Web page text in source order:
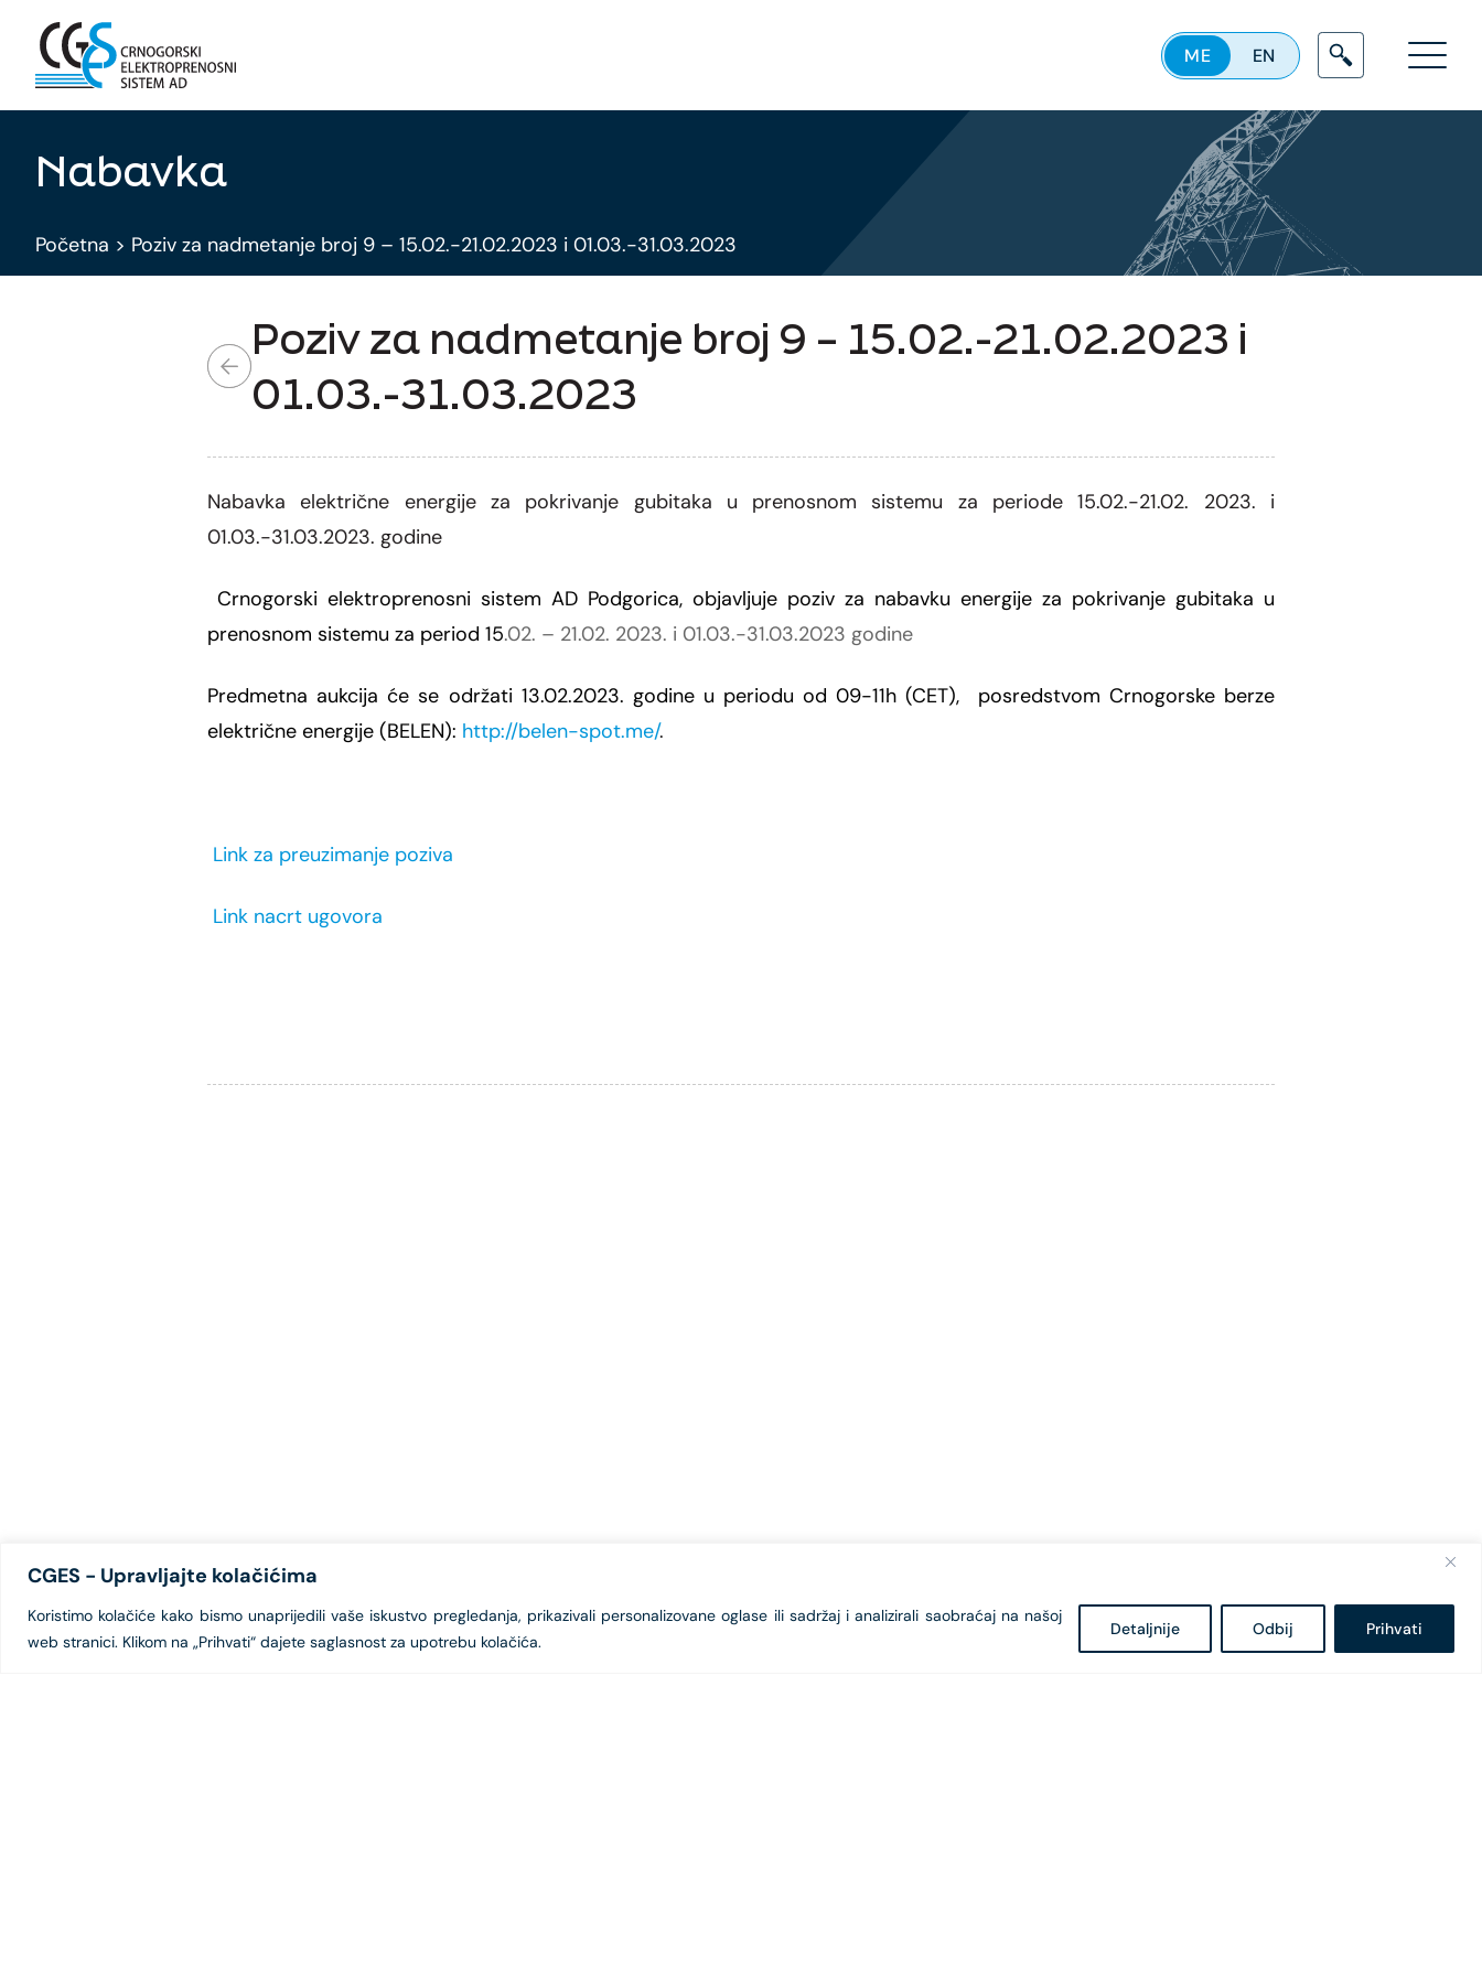
CGES - Upravljajte kolačićima
Koristimo kolačiće kako bismo unaprijedili vaše iskustvo pregledanja, prikazivali personalizovane oglase ili sadržaj i analizirali saobraćaj na našoj
web stranici. Klikom na „Prihvati“ dajete saglasnost za upotrebu kolačića.
Detaljnije Odbij Prihvati
ME EN Menu
Nabavka
Početna > Poziv za nadmetanje broj 9 – 15.02.-21.02.2023 i 01.03.-31.03.2023
Poziv za nadmetanje broj 9 – 15.02.-21.02.2023 i
01.03.-31.03.2023
Nabavka električne energije za pokrivanje gubitaka u prenosnom sistemu za periode 15.02.-21.02. 2023. i
01.03.-31.03.2023. godine
Crnogorski elektroprenosni sistem AD Podgorica, objavljuje poziv za nabavku energije za pokrivanje gubitaka u
prenosnom sistemu za period 15.02. – 21.02. 2023. i 01.03.-31.03.2023 godine
Predmetna aukcija će se održati 13.02.2023. godine u periodu od 09-11h (CET), posredstvom Crnogorske berze
električne energije (BELEN): http://belen-spot.me/.
Link za preuzimanje poziva
Link nacrt ugovora